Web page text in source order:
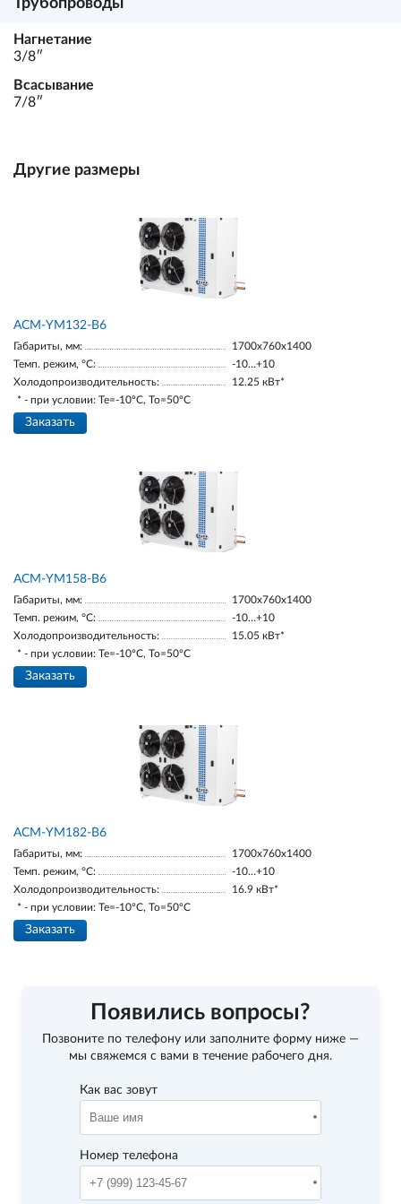
Трубопроводы
Нагнетание
3/8ʺ
Всасывание
7/8ʺ
Другие размеры
АСМ-YM132-В6
Габариты, мм:
1700х760х1400
Темп. режим, °С:
-10…+10
Холодопроизводительность:
12.25 кВт*
* - при условии: Te=-10ºC, To=50ºC
Заказать
АСМ-YM158-В6
Габариты, мм:
1700х760х1400
Темп. режим, °С:
-10…+10
Холодопроизводительность:
15.05 кВт*
* - при условии: Te=-10ºC, To=50ºC
Заказать
АСМ-YM182-В6
Габариты, мм:
1700х760х1400
Темп. режим, °С:
-10…+10
Холодопроизводительность:
16.9 кВт*
* - при условии: Te=-10ºC, To=50ºC
Заказать
Появились вопросы?
Позвоните по телефону или заполните форму ниже —
мы свяжемся с вами в течение рабочего дня.
Как вас зовут
Номер телефона